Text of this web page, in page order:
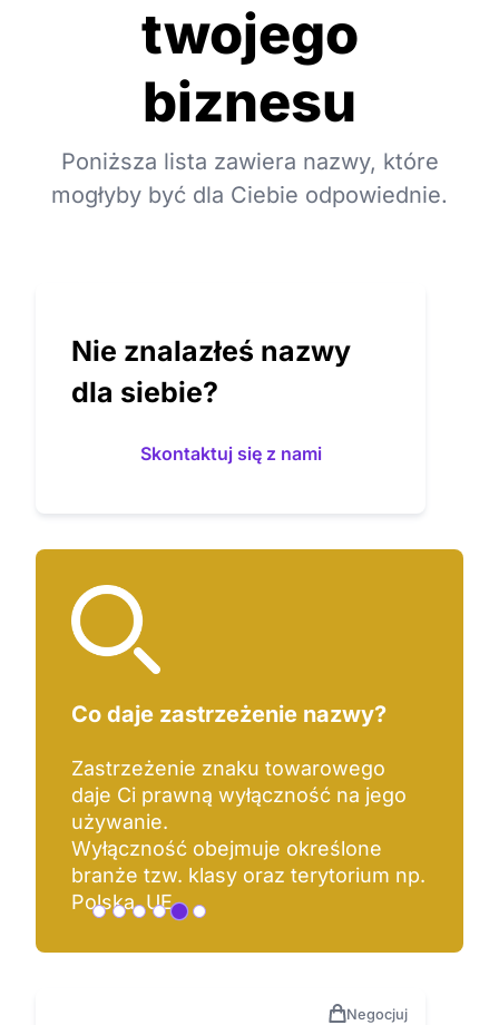
twojego
biznesu
Poniższa lista zawiera nazwy, które
mogłyby być dla Ciebie odpowiednie.
Nie znalazłeś nazwy
dla siebie?
Skontaktuj się z nami
Co daje zastrzeżenie nazwy?
Zastrzeżenie znaku towarowego
daje Ci prawną wyłączność na jego
używanie.
Wyłączność obejmuje określone
branże tzw. klasy oraz terytorium np.
Polska, UE.
Negocjuj